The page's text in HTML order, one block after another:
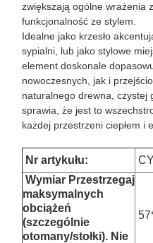
zwiększają ogólne wrażenia
funkcjonalność ze stylem.
Idealne jako krzesło
sypialni, lub jako stylowe
element doskonale
nowoczesnych, jak i
naturalnego drewna, czystej
sprawia, że jest to
każdej przestrzeni ciepłem i
Nr artykułu:
Wymiar Przestrzegaj
maksymalnych
obciążeń
(szczególnie
otomany/stołki). Nie